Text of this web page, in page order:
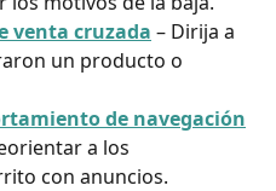
venta cruzada – Dirija a
un producto o
de navegación
a los
con anuncios.